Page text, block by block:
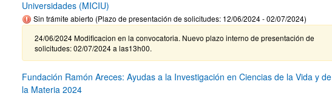
Universidades (MICIU)
Sin trámite abierto (Plazo de presentación de solicitudes: 12/06/2024 - 02/07/2024)
24/06/2024 Modificacion en la convocatoria. Nuevo plazo interno de presentación de
solicitudes: 02/07/2024 a las13h00.
Fundación Ramón Areces: Ayudas a la Investigación en Ciencias de la Vida y de
la Materia 2024